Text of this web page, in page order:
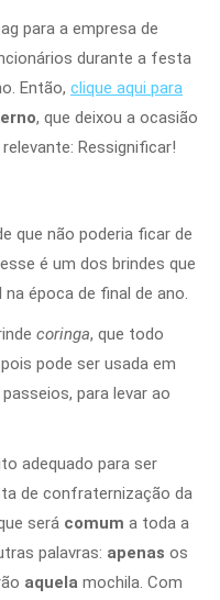
para a empresa de
durante a festa
Então, clique aqui para
, que deixou a ocasião
Ressignificar!
que não poderia ficar de
é um dos brindes que
na época de final de ano.
coringa, que todo
pode ser usada em
para levar ao
adequado para ser
de confraternização da
será comum a toda a
palavras: apenas os
aquela mochila. Com